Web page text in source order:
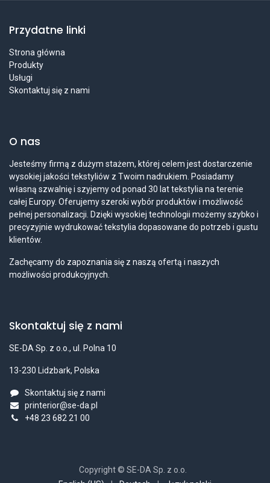
Przydatne linki
Strona główna
Produkty
Usługi
Skontaktuj się z nami
O nas
Jesteśmy firmą z dużym stażem, której celem jest dostarczenie
wysokiej jakości tekstyliów z Twoim nadrukiem. Posiadamy
własną szwalnię i szyjemy od ponad 30 lat tekstylia na terenie
całej Europy. Oferujemy szeroki wybór produktów i możliwość
pełnej personalizacji. Dzięki wysokiej technologii możemy szybko i
precyzyjnie wydrukować tekstylia dopasowane do potrzeb i gustu
klientów.
Zachęcamy do zapoznania się z naszą ofertą i naszych
możliwości produkcyjnych.
Skontaktuj się z nami
SE-DA Sp. z o.o., ul. Polna 10
13-230 Lidzbark, Polska
Skontaktuj się z nami
printerior@se-da.pl
+48 23 682 21 00
Copyright © SE-DA Sp. z o.o.